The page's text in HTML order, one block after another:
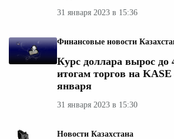
31 января 2023 в 15:36
Финансовые новости
Курс доллара вырос до
итогам торгов на
января
31 января 2023 в 15:30
Новости Казахстана